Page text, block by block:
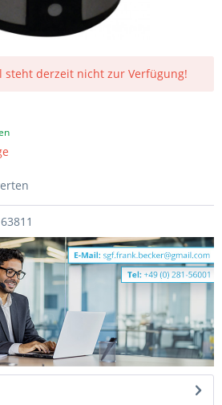
steht derzeit nicht zur Verfügung!
63811